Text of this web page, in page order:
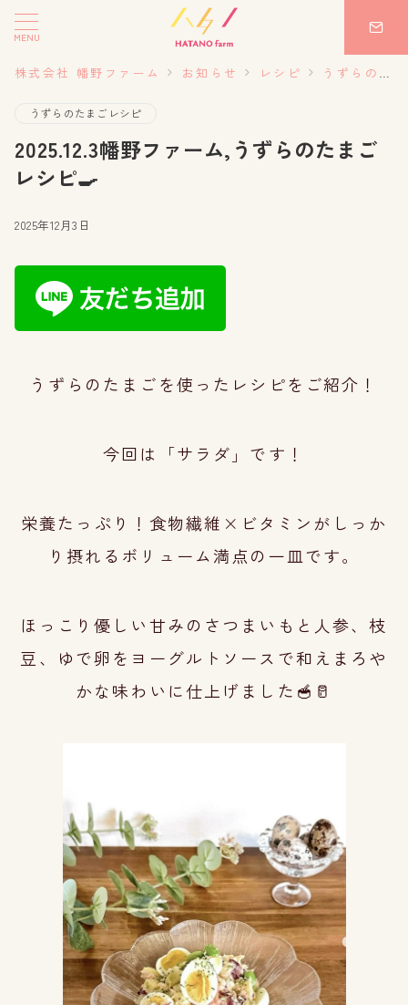
MENU
株式会社 幡野ファーム お知らせ レシピ うずらのたまごレシピ
うずらのたまごレシピ
2025.12.3幡野ファーム,うずらのたまご
レシピ🍳
2025年12月3日
うずらのたまごを使ったレシピをご紹介！
今回は「サラダ」です！
栄養たっぷり！食物繊維×ビタミンがしっか
り摂れるボリューム満点の一皿です。
ほっこり優しい甘みのさつまいもと人参、枝
豆、ゆで卵をヨーグルトソースで和え まろや
かな味わいに仕上げました🥣🥛